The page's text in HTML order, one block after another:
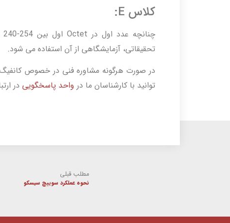
کلاس E:
تحقیقاتی، آزمایشگاهی از آن استفاده می شود.
در صورت هرگونه مشاوره فنی در خصوص کانفیگ
توانید با کارشناسان ما در واحد پاسخگویی در
مطلب قبلی
نحوه عملکرد سوییچ سیسکو